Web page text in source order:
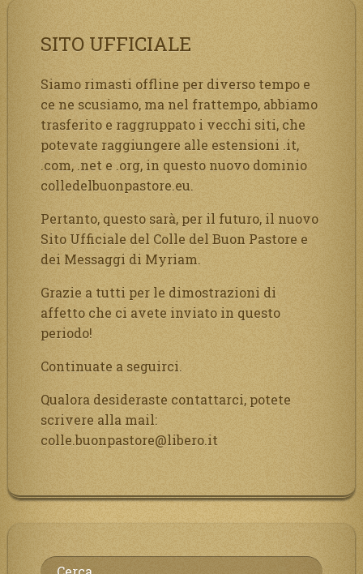
SITO UFFICIALE
Siamo rimasti offline per diverso tempo e
ce ne scusiamo, ma nel frattempo, abbiamo
trasferito e raggruppato i vecchi siti, che
potevate raggiungere alle estensioni .it,
.com, .net e .org, in questo nuovo dominio
colledelbuonpastore.eu.
Pertanto, questo sarà, per il futuro, il nuovo
Sito Ufficiale del Colle del Buon Pastore e
dei Messaggi di Myriam.
Grazie a tutti per le dimostrazioni di
affetto che ci avete inviato in questo
periodo!
Continuate a seguirci.
Qualora desideraste contattarci, potete
scrivere alla mail:
colle.buonpastore@libero.it
Ricerca